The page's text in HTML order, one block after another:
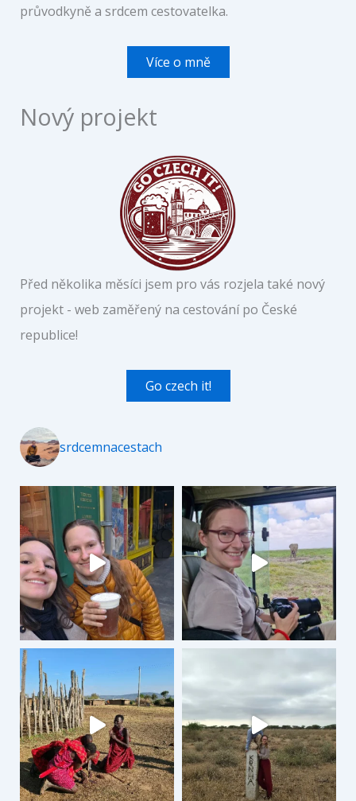
průvodkyně a srdcem cestovatelka.
Více o mně
Nový projekt
Před několika měsíci jsem pro vás rozjela také nový
projekt - web zaměřený na cestování po České
republice!
Go czech it!
srdcemnacestach